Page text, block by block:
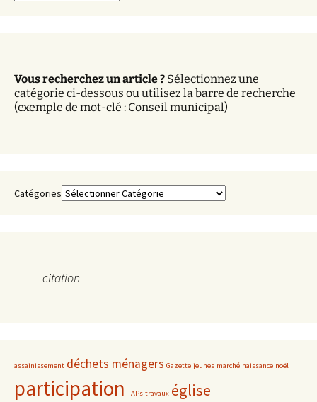
e
s
Vous recherchez un article ? Sélectionnez une
catégorie ci-dessous ou utilisez la barre de recherche
(exemple de mot-clé : Conseil municipal)
Catégories
citation
assainissement déchets ménagers Gazette jeunes marché naissance noël
participation TAPs travaux église